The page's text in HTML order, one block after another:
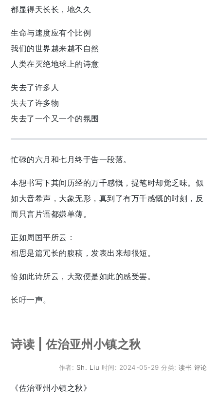
都显得天长长，地久久
生命与速度应有个比例
我们的世界越来越不自然
人类在灭绝地球上的诗意
失去了许多人
失去了许多物
失去了一个又一个的氛围
忙碌的六月和七月终于告一段落。
本想书写下其间历经的万千感慨，提笔时却觉乏味。似
如大音希声，大象无形，真到了有万千感慨的时刻，反
而只言片语都嫌单薄。
正如周国平所云：
相思是篇冗长的腹稿，发表出来却很短。
恰如此诗所云，大致便是如此的感受罢。
长吁一声。
诗读 | 佐治亚州小镇之秋
作者: Sh. Liu 时间: 2024-05-29 分类:读书 评论
《佐治亚州小镇之秋》